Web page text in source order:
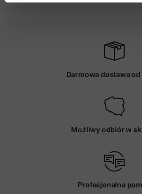
Darmowa dostawa od
Możliwy odbiór w
Profesjonalna